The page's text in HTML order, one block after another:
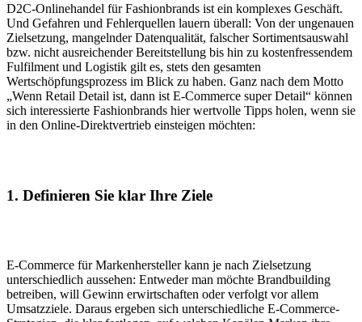
D2C-Onlinehandel für Fashionbrands ist ein komplexes Geschäft.
Und Gefahren und Fehlerquellen lauern überall: Von der ungenauen
Zielsetzung, mangelnder Datenqualität, falscher Sortimentsauswahl
bzw. nicht ausreichender Bereitstellung bis hin zu kostenfressendem
Fulfilment und Logistik gilt es, stets den gesamten
Wertschöpfungsprozess im Blick zu haben. Ganz nach dem Motto
„Wenn Retail Detail ist, dann ist E-Commerce super Detail“ können
sich interessierte Fashionbrands hier wertvolle Tipps holen, wenn sie
in den Online-Direktvertrieb einsteigen möchten:
1. Definieren Sie klar Ihre Ziele
E-Commerce für Markenhersteller kann je nach Zielsetzung
unterschiedlich aussehen: Entweder man möchte Brandbuilding
betreiben, will Gewinn erwirtschaften oder verfolgt vor allem
Umsatzziele. Daraus ergeben sich unterschiedliche E-Commerce-